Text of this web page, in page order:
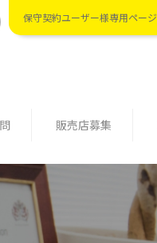
保守契約ユーザー様専用ページ
販売店募集